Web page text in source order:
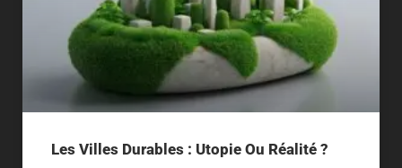
Les Villes Durables : Utopie Ou Réalité ?